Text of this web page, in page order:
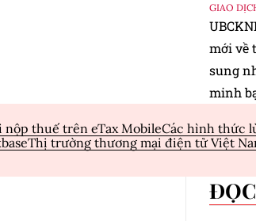
GIAO
mới về
sung
minh
thuế trên eTax MobileCác hình thức
Thị trường thương mại điện tử Việt